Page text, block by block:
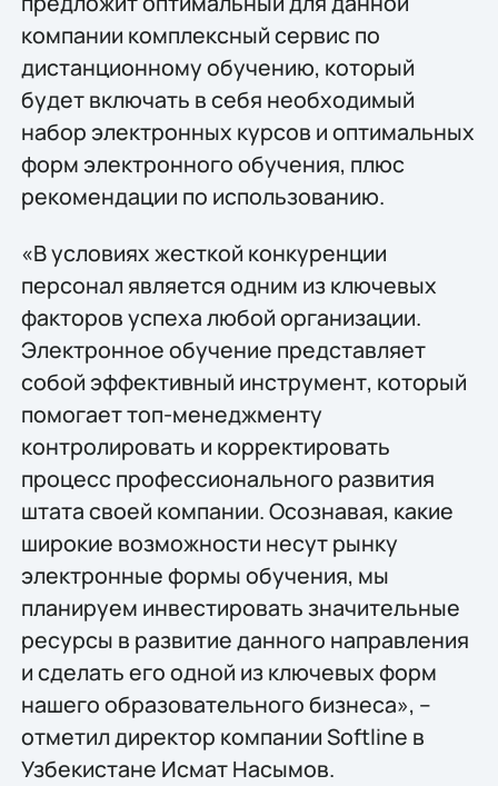
компании комплексный сервис по
дистанционному обучению, который
будет включать в себя необходимый
набор электронных курсов и оптимальных
форм электронного обучения, плюс
рекомендации по использованию.
«В условиях жесткой конкуренции
персонал является одним из ключевых
факторов успеха любой организации.
Электронное обучение представляет
собой эффективный инструмент, который
помогает топ-менеджменту
контролировать и корректировать
процесс профессионального развития
штата своей компании. Осознавая, какие
широкие возможности несут рынку
электронные формы обучения, мы
планируем инвестировать значительные
ресурсы в развитие данного направления
и сделать его одной из ключевых форм
нашего образовательного бизнеса», –
отметил директор компании Softline в
Узбекистане Исмат Насымов.